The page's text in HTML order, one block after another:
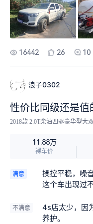
16442 26 10
浪子0302
性价比同级还是值
2018款 2.0T柴油四驱豪华型大
11.88万
裸车价
满意
操控平稳，噪
这个车出现过
不满意
4s店太少，因
养护。